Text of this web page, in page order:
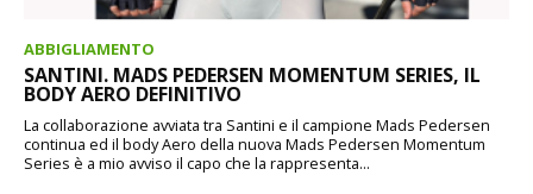
ABBIGLIAMENTO
SANTINI. MADS PEDERSEN MOMENTUM SERIES, IL
BODY AERO DEFINITIVO
La collaborazione avviata tra Santini e il campione Mads Pedersen
continua ed il body Aero della nuova Mads Pedersen Momentum
Series è a mio avviso il capo che la rappresenta...